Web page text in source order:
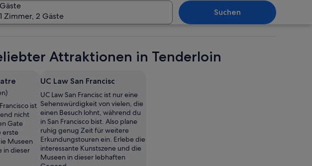
Hecken und blauem Himmel.
Ein großes, neoklassizistisches Gebäude mit einer markanten Kuppel und Säulen,
Gäste
1 Zimmer, 2 Gäste
Suchen
Attraktionen in Tenderloin
ist
nicht
Gate
erste
Museen
in dieser
UC Law San Francisc
UC Law San Francisc ist nur eine
Sehenswürdigkeit von vielen, die
einen Besuch lohnt, während du
in San Francisco bist. Also plane
ruhig genug Zeit für weitere
Erkundungstouren ein. Erlebe die
interessante Kunstszene und die
Museen in dieser lebhaften